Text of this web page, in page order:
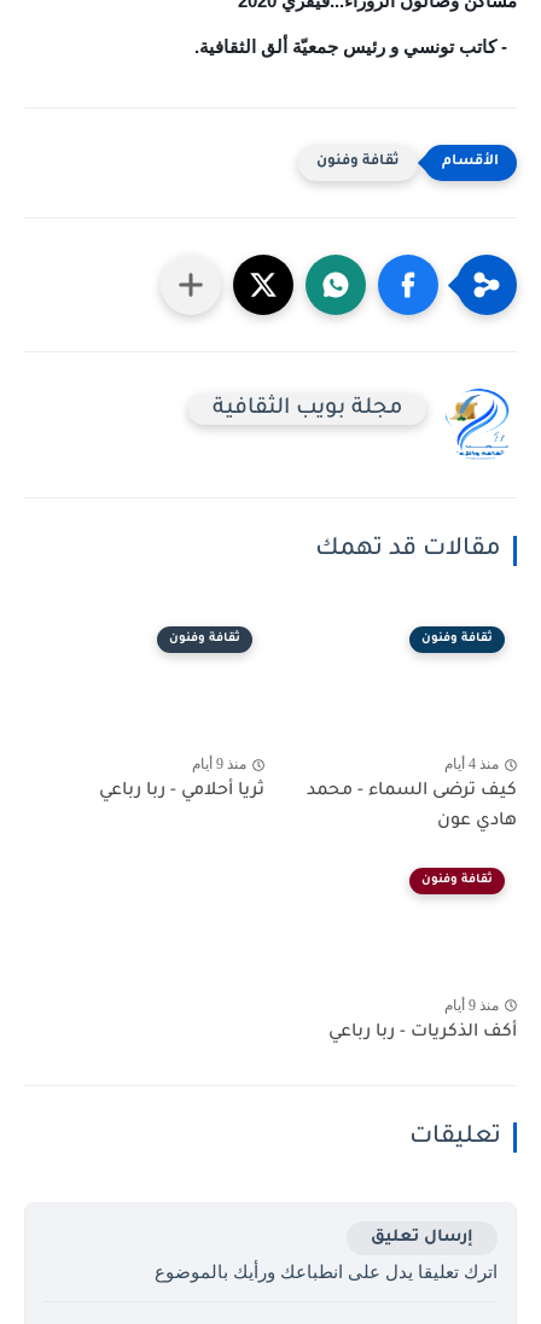
ثقافة وفنون
مجلة بويب الثقافية
مقالات قد تهمك
ثقافة وفنون
منذ 4 أيام
كيف ترضى السماء - محمد
هادي عون
ثقافة وفنون
منذ 9 أيام
ثريا أحلامي - ربا رباعي
ثقافة وفنون
منذ 9 أيام
أكف الذكريات - ربا رباعي
تعليقات
إرسال تعليق
اترك تعليقا يدل على انطباعك ورأيك بالموضوع